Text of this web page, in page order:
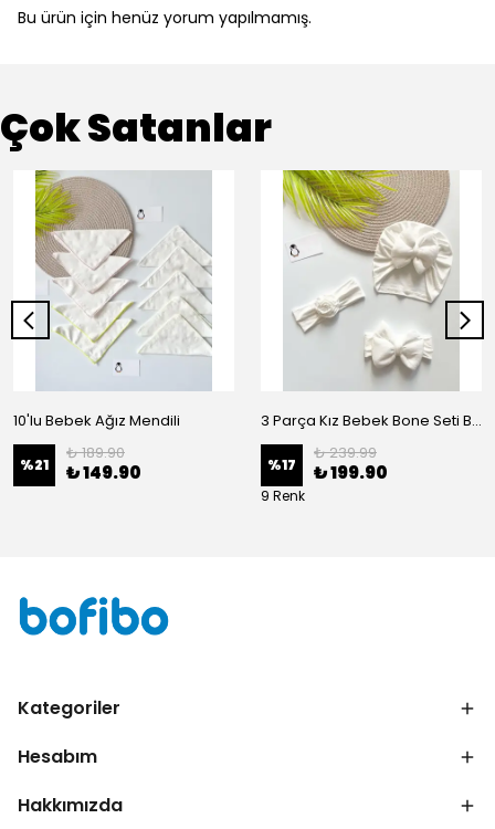
Bu ürün için henüz yorum yapılmamış.
Çok Satanlar
10'lu Bebek Ağız Mendili
%21
₺ 189.90
₺ 149.90
3 Parça Kız Bebek Bone Seti BN02 - Beyaz
%17
₺ 239.99
₺ 199.90
9 Renk
Kategoriler
Hesabım
Hakkımızda